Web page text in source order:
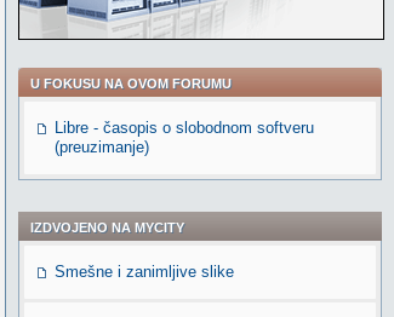
U FOKUSU NA OVOM FORUMU
Libre - časopis o slobodnom softveru
(preuzimanje)
IZDVOJENO NA MYCITY
Smešne i zanimljive slike